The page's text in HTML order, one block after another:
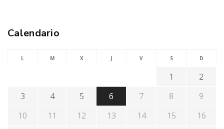
Calendario
L M X J V S D
1
2
3
4 5 6 7 8
9
10
11 12 13 14 15
16